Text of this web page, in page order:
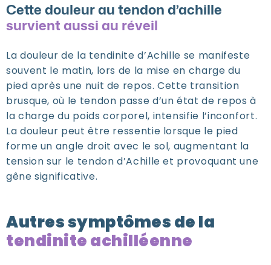
Cette douleur au tendon d’achille
survient aussi au réveil
La douleur de la tendinite d’Achille se manifeste
souvent le matin, lors de la mise en charge du
pied après une nuit de repos. Cette transition
brusque, où le tendon passe d’un état de repos à
la charge du poids corporel, intensifie l’inconfort.
La douleur peut être ressentie lorsque le pied
forme un angle droit avec le sol, augmentant la
tension sur le tendon d’Achille et provoquant une
gêne significative.
Autres symptômes de la
tendinite achilléenne